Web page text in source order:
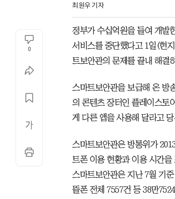
최원우 기자
0
정부가 수십억원을 들여 개발
서비스를 중단했다고 1일(현
트보안관의 문제를 끝내 해결
스마트보안관을 보급해 온 방
의 콘텐츠 장터인 플레이스토
게 다른 앱을 사용해 달라고
스마트보안관은 방통위가
트폰 이용 현황과 이용 시간
스마트보안관은 지난 7월 기
뜰폰 전체 7557건 등 38만